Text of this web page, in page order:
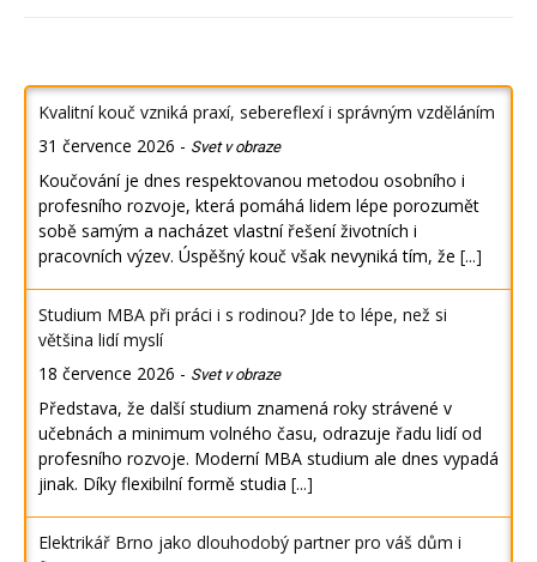
Kvalitní kouč vzniká praxí, sebereflexí i správným vzděláním
31 července 2026 - Svet v obraze
Koučování je dnes respektovanou metodou osobního i
profesního rozvoje, která pomáhá lidem lépe porozumět
sobě samým a nacházet vlastní řešení životních i
pracovních výzev. Úspěšný kouč však nevyniká tím, že [...]
Studium MBA při práci i s rodinou? Jde to lépe, než si
většina lidí myslí
18 července 2026 - Svet v obraze
Představa, že další studium znamená roky strávené v
učebnách a minimum volného času, odrazuje řadu lidí od
profesního rozvoje. Moderní MBA studium ale dnes vypadá
jinak. Díky flexibilní formě studia [...]
Elektrikář Brno jako dlouhodobý partner pro váš dům i